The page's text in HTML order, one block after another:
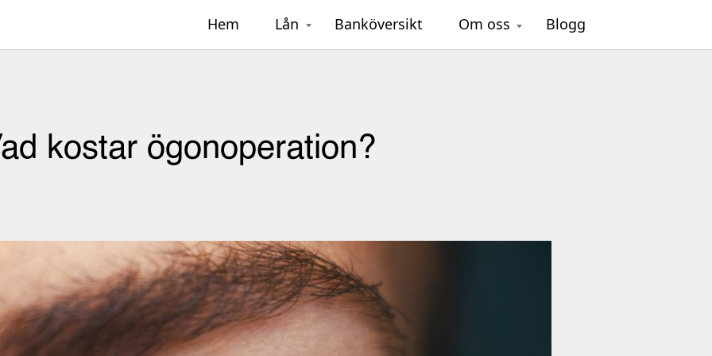
Hem Lån Banköversikt Om oss Blogg
kostar ögonoperation?